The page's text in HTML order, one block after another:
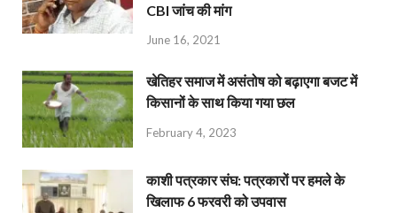
CBI जांच की मांग
June 16, 2021
खेतिहर समाज में असंतोष को बढ़ाएगा बजट में
किसानों के साथ किया गया छल
February 4, 2023
काशी पत्रकार संघ: पत्रकारों पर हमले के
खिलाफ 6 फरवरी को उपवास